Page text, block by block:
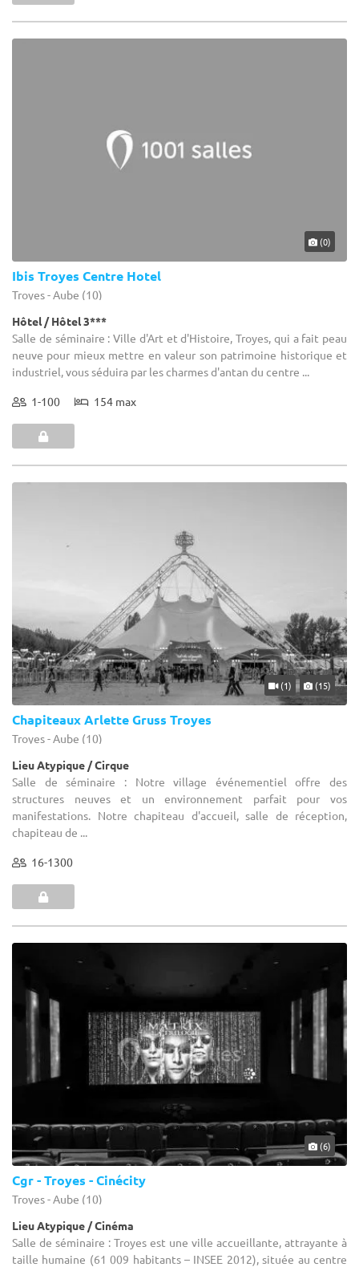
(0)
Ibis Troyes Centre Hotel
Troyes - Aube (10)
Hôtel / Hôtel 3***
Salle de séminaire : Ville d'Art et d'Histoire, Troyes, qui a fait peau
neuve pour mieux mettre en valeur son patrimoine historique et
industriel, vous séduira par les charmes d'antan du centre ...
1-100 154 max
(1) (15)
Chapiteaux Arlette Gruss Troyes
Troyes - Aube (10)
Lieu Atypique / Cirque
Salle de séminaire : Notre village événementiel offre des
structures neuves et un environnement parfait pour vos
manifestations. Notre chapiteau d'accueil, salle de réception,
chapiteau de ...
16-1300
(6)
Cgr - Troyes - Cinécity
Troyes - Aube (10)
Lieu Atypique / Cinéma
Salle de séminaire : Troyes est une ville accueillante, attrayante à
taille humaine (61 009 habitants – INSEE 2012), située au centre